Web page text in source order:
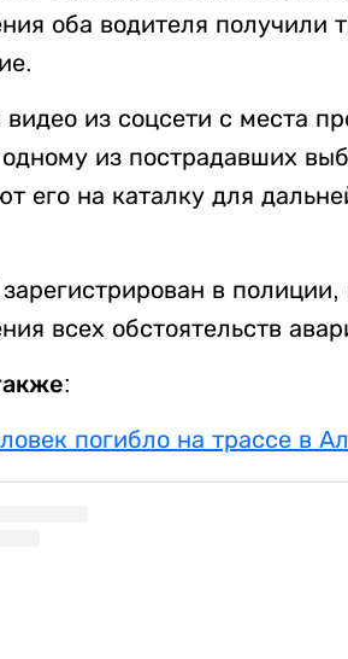
оба водителя
из соцсети с места
из пострадавших
его на каталку для
в
всех обстоятельств
погибло на трассе в